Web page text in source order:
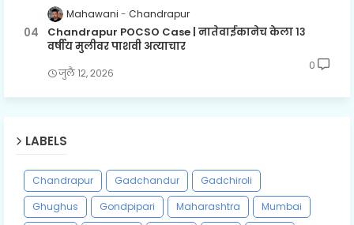
Mahawani Chandrapur
Chandrapur POCSO Case | नातेवाईकानेच केला १३
वर्षीय मुलीवर पाशवी अत्याचार
जुलै १२, २०२६
0
LABELS
Chandrapur Gadchandur
Gadchiroli
Ghughus
Gondpipari Maharashtra
Mumbai